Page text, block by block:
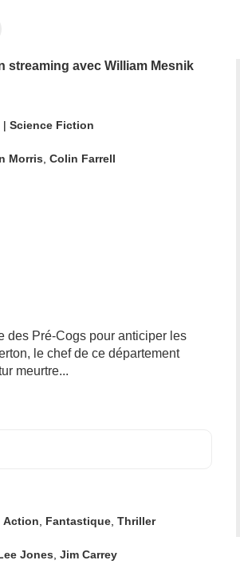
streaming avec William Mesnik
| Science Fiction
Morris Colin Farrell
des Pré-Cogs pour anticiper les
le chef de ce département
meurtre...
Action Fantastique, Thriller
Jones Jim Carrey